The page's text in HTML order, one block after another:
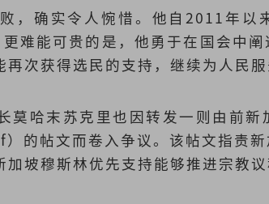
，确实令人惋惜。他自2011年以
难能可贵的是，他勇于在国会中
次获得选民的支持，继续为人民服
莫哈末苏克里也因转发一则由前新
的帖文而卷入争议。该帖文指责新
坡穆斯林优先支持能够推进宗教议